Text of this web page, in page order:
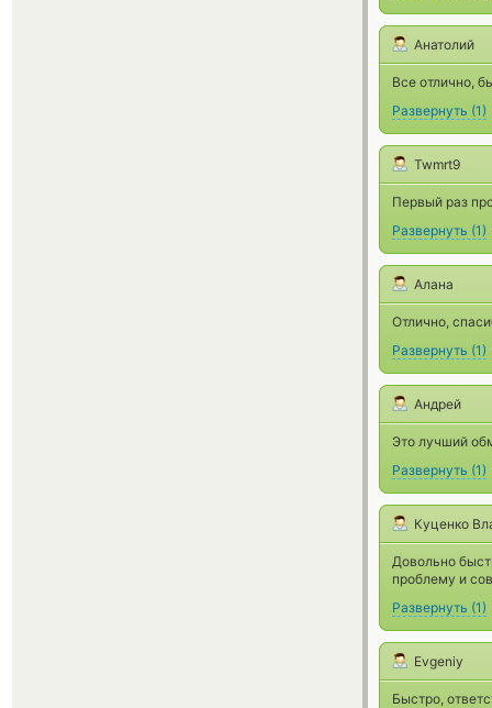
Анатолий
Все отлично,
Развернуть (1)
Twmrt9
Первый раз
Развернуть (1)
Алана
Отлично,
Развернуть (1)
Андрей
Это лучший
Развернуть (1)
Куценко
Довольно
проблему и
Развернуть (1)
Evgeniy
Быстро,